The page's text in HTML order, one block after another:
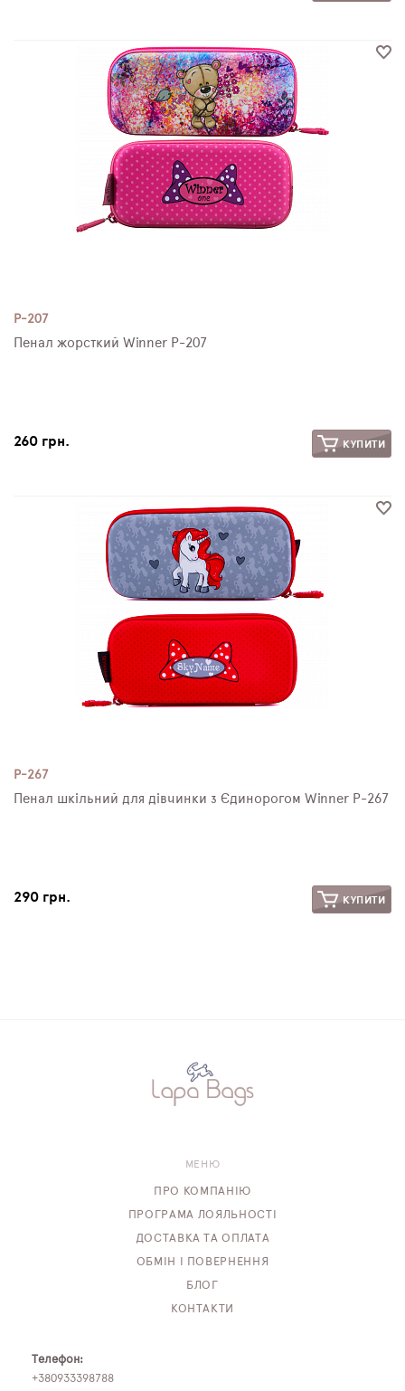
P-207
Пенал жорсткий Winner P-207
260 грн. КУПИТИ
P-267
Пенал шкільний для дівчинки з Єдинорогом Winner P-267
290 грн. КУПИТИ
МЕНЮ
ПРО КОМПАНІЮ
ПРОГРАМА ЛОЯЛЬНОСТІ
ДОСТАВКА ТА ОПЛАТА
ОБМІН І ПОВЕРНЕННЯ
БЛОГ
КОНТАКТИ
Телефон:
+380933398788